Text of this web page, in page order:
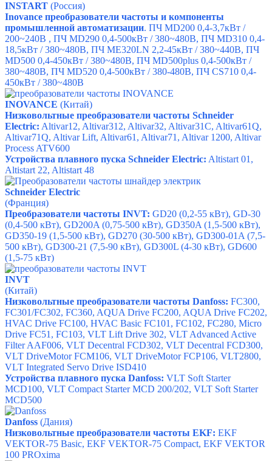
INSTART (Россия)
Inovance преобразователи частоты и компоненты
промышленной автоматизации. ПЧ MD200 0,4-3,7кВт /
200~240В , ПЧ MD290 0,4-500кВт / 380~480В, ПЧ MD310 0,4-
18,5кВт / 380~480В, ПЧ ME320LN 2,2-45кВт / 380~440В, ПЧ
MD500 0,4-450кВт / 380~480В, ПЧ MD500plus 0,4-500кВт /
380~480В, ПЧ MD520 0,4-500кВт / 380-480В, ПЧ CS710 0,4-
450кВт / 380~480В
INOVANCE (Китай)
Низковольтные преобразователи частоты Schneider
Electric: Altivar12, Altivar312, Altivar32, Altivar31C, Altivar61Q,
Altivar71Q, Altivar Lift, Altivar61, Altivar71, Altivar 1200, Altivar
Process ATV600
Устройства плавного пуска Schneider Electric: Altistart 01,
Altistart 22, Altistart 48
Schneider Electric
(Франция)
Преобразователи частоты INVT: GD20 (0,2-55 кВт), GD-30
(0,4-500 кВт), GD200A (0,75-500 кВт), GD350A (1,5-500 кВт),
GD350-19 (1,5-500 кВт), GD270 (30-500 кВт), GD300-01A (7,5-
500 кВт), GD300-21 (7,5-90 кВт), GD300L (4-30 кВт), GD600
(1,5-75 кВт)
INVT
(Китай)
Низковольтные преобразователи частоты Danfoss: FC300,
FC301/FC302, FC360, AQUA Drive FC200, AQUA Drive FC202,
HVAC Drive FC100, HVAC Basic FC101, FC102, FC280, Micro
Drive FC51, FC103, VLT Lift Drive 302, VLT Advanced Active
Filter AAF006, VLT Decentral FCD302, VLT Decentral FCD300,
VLT DriveMotor FCM106, VLT DriveMotor FCP106, VLT2800,
VLT Integrated Servo Drive ISD410
Устройства плавного пуска Danfoss: VLT Soft Starter
MCD100, VLT Compact Starter MCD 200/202, VLT Soft Starter
MCD500
Danfoss (Дания)
Низковольтные преобразователи частоты EKF: EKF
VEKTOR-75 Basic, EKF VEKTOR-75 Compact, EKF VEKTOR
100 PROxima